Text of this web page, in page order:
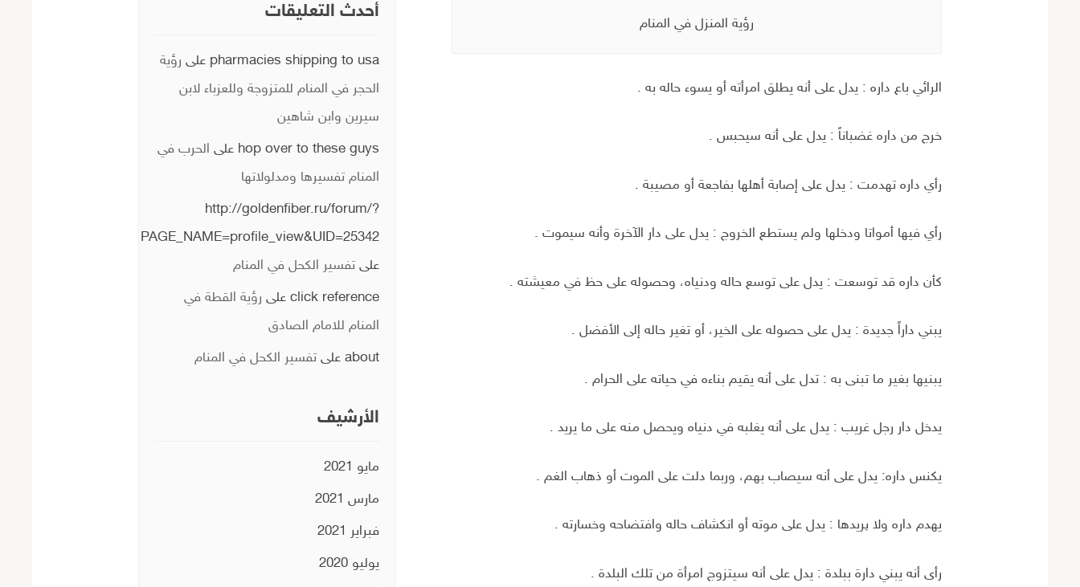
رؤية المنزل في المنام
الرائي باع داره : يدل على أنه يطلق امرأته أو يسوء حاله به .
خرج من داره غضباناً : يدل على أنه سيحبس .
رأي داره تهدمت : يدل على إصابة أهلها بفاجعة أو مصيبة .
رأي فيها أمواتا ودخلها ولم يستطع الخروج : يدل على دار الآخرة وأنه سيموت .
كأن داره قد توسعت : يدل على توسع حاله ودنياه، وحصوله على حظ في معيشته .
يبني داراً جديدة : يدل على حصوله على الخير، أو تغير حاله إلى الأفضل .
يبنيها بغير ما تبنى به : تدل على أنه يقيم بناءه في حياته على الحرام .
يدخل دار رجل غریب : يدل على أنه يغلبه في دنياه ويحصل منه على ما يريد .
یکنس داره: يدل على أنه سيصاب بهم، وربما دلت على الموت أو ذهاب الغم .
يهدم داره ولا پریدها : يدل على موته أو انکشاف حاله وافتضاحه وخسارته .
رأى أنه يبني دارة ببلدة : يدل على أنه سيتزوج امرأة من تلك البلدة .
أحدث التعليقات
pharmacies shipping to usa على رؤية
الحجر في المنام للمتزوجة وللعزباء لابن
سيرين وابن شاهين
hop over to these guys على الحرب في
المنام تفسيرها ومدلولاتها
http://goldenfiber.ru/forum/?
PAGE_NAME=profile_view&UID=25342
على تفسير الكحل في المنام
click referenceعلى رؤية القطة في
المنام للامام الصادق
aboutعلى تفسير الكحل في المنام
الأرشيف
مايو 2021
مارس 2021
فبراير 2021
يوليو 2020